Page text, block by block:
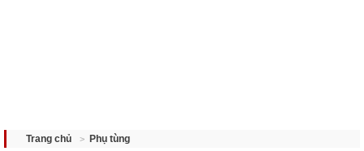
Trang chủ Phụ tùng